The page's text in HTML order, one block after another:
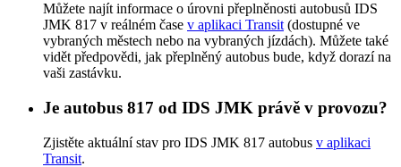
Můžete najít informace o úrovni přeplněnosti autobusů IDS
JMK 817 v reálném čase v aplikaci Transit (dostupné ve
vybraných městech nebo na vybraných jízdách). Můžete také
vidět předpovědi, jak přeplněný autobus bude, když dorazí na
vaši zastávku.
Je autobus 817 od IDS JMK právě v provozu?
Zjistěte aktuální stav pro IDS JMK 817 autobus v aplikaci
Transit.